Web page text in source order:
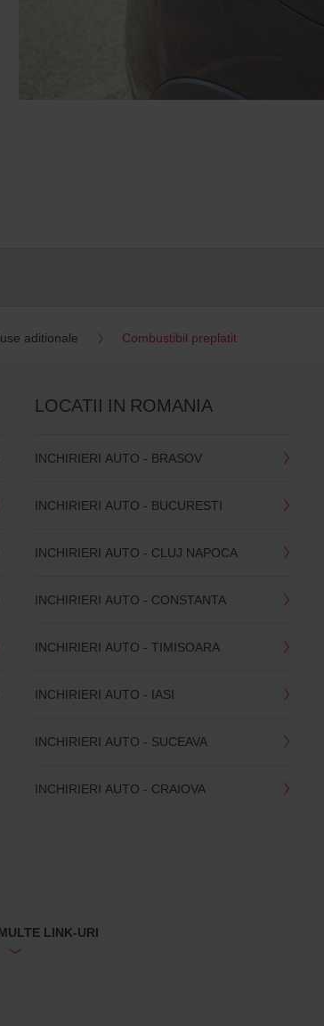
aditionale Combustibil preplatit
LOCATII IN ROMANIA
INCHIRIERI AUTO - BRASOV
INCHIRIERI AUTO - BUCURESTI
INCHIRIERI AUTO - CLUJ NAPOCA
INCHIRIERI AUTO - CONSTANTA
INCHIRIERI AUTO - TIMISOARA
INCHIRIERI AUTO - IASI
INCHIRIERI AUTO - SUCEAVA
INCHIRIERI AUTO - CRAIOVA
LINK-URI